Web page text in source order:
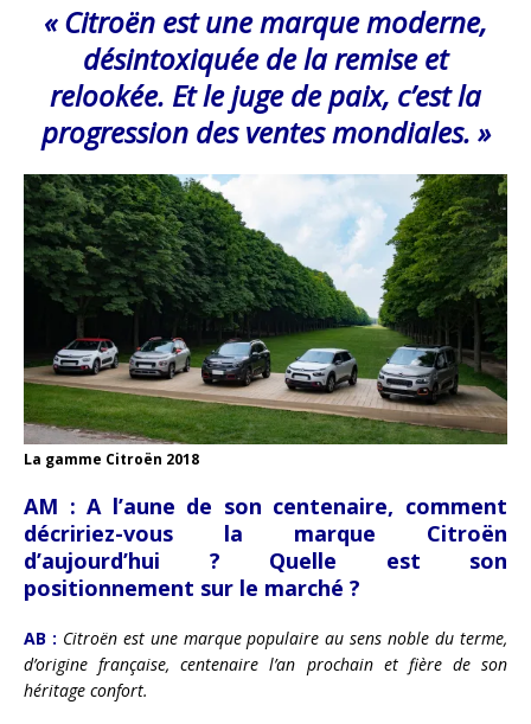
« Citroën est une marque moderne,
désintoxiquée de la remise et
relookée. Et le juge de paix, c’est la
progression des ventes mondiales. »
La gamme Citroën 2018
AM : A l’aune de son centenaire, comment
décririez-vous la marque Citroën
d’aujourd’hui ? Quelle est son
positionnement sur le marché ?
AB : Citroën est une marque populaire au sens noble du terme,
d’origine française, centenaire l’an prochain et fière de son
héritage confort.